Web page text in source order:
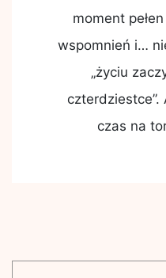
moment
wspomnień i…
„życiu
czas na